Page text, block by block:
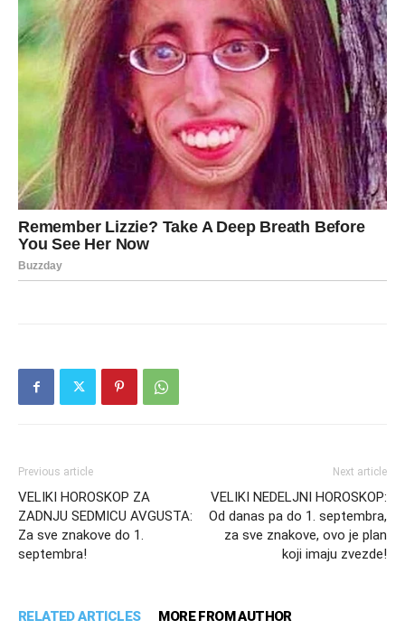
Previous article
VELIKI HOROSKOP ZA
ZADNJU SEDMICU AVGUSTA:
Za sve znakove do 1.
septembra!
Next article
VELIKI NEDELJNI HOROSKOP:
Od danas pa do 1. septembra,
za sve znakove, ovo je plan
koji imaju zvezde!
RELATED ARTICLES MORE FROM AUTHOR